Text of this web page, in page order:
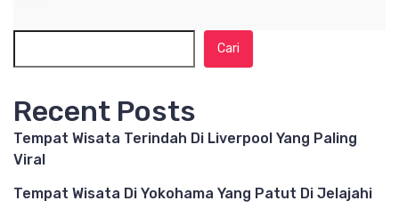
Cari
Recent Posts
Tempat Wisata Terindah Di Liverpool Yang Paling
Viral
Tempat Wisata Di Yokohama Yang Patut Di Jelajahi